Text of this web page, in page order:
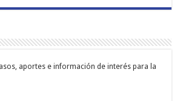
aportes e información de interés para la